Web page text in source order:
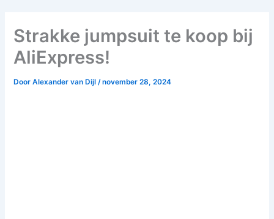
Strakke jumpsuit te koop bij
AliExpress!
DoorAlexander van Dijl/november 28, 2024